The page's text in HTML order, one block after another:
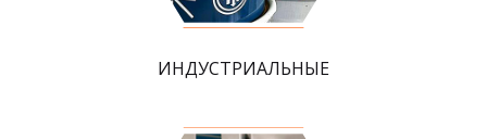
ИНДУСТРИАЛЬНЫЕ